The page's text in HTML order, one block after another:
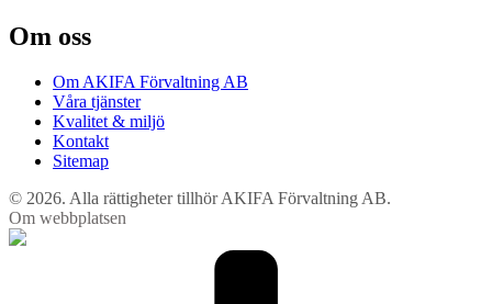
Om oss
Om AKIFA Förvaltning AB
Våra tjänster
Kvalitet & miljö
Kontakt
Sitemap
© 2026. Alla rättigheter tillhör AKIFA Förvaltning AB.
Om webbplatsen